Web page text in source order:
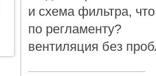
и схема фильтра,
по регламенту?
вентиляция без